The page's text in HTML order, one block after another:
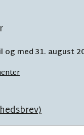
med 31. august